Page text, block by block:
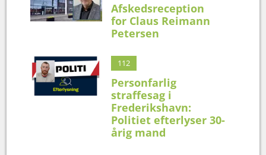
Afskedsreception
for Claus Reimann
Petersen
112
Personfarlig
straffesag i
Frederikshavn:
Politiet efterlyser 30-
årig mand